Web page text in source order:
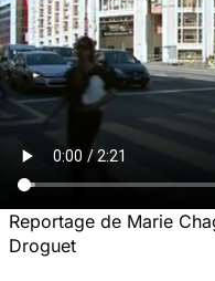
Reportage de Marie
Droguet